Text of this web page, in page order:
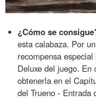
¿Cómo se
esta calabaza. Por
recompensa
Deluxe del juego. En
obtenerla en el
del Trueno - Entrada